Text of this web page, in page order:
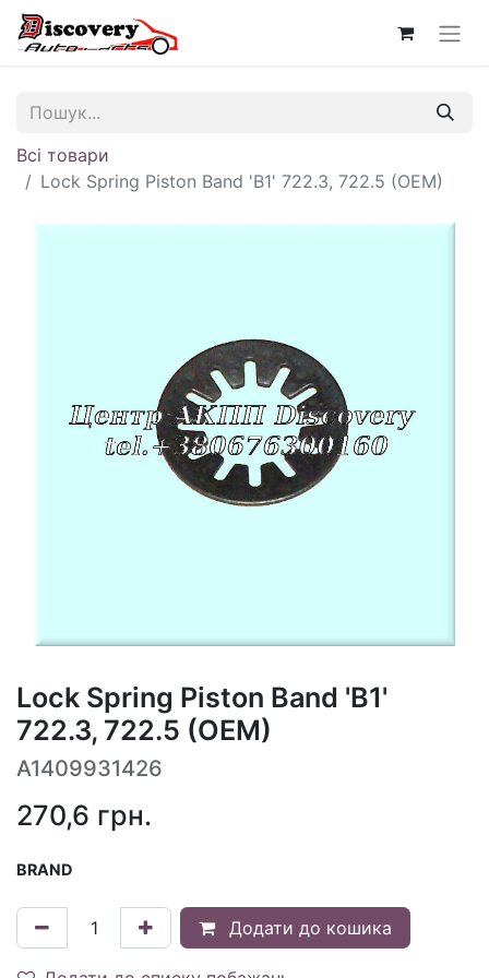
Всі товари
Lock Spring Piston Band 'B1' 722.3, 722.5 (OEM)
Lock Spring Piston Band 'B1'
722.3, 722.5 (OEM)
A1409931426
270,6 грн.
BRAND
Додати до кошика